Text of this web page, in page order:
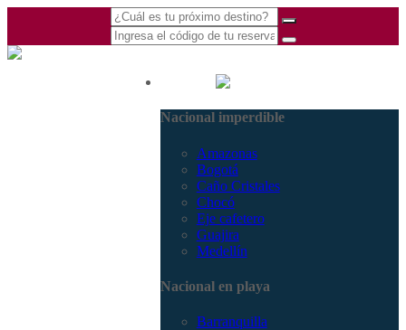
Nacional imperdible
Amazonas
Bogotá
Caño Cristales
Chocó
Eje cafetero
Guajira
Medellín
Nacional en playa
Barranquilla